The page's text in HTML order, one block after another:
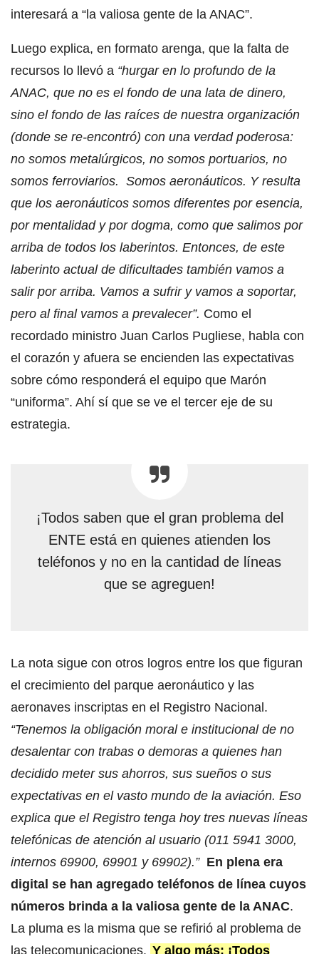
interesará a “la valiosa gente de la ANAC”.
Luego explica, en formato arenga, que la falta de
recursos lo llevó a “hurgar en lo profundo de la
ANAC, que no es el fondo de una lata de dinero,
sino el fondo de las raíces de nuestra organización
(donde se re-encontró) con una verdad poderosa:
no somos metalúrgicos, no somos portuarios, no
somos ferroviarios. Somos aeronáuticos. Y resulta
que los aeronáuticos somos diferentes por esencia,
por mentalidad y por dogma, como que salimos por
arriba de todos los laberintos. Entonces, de este
laberinto actual de dificultades también vamos a
salir por arriba. Vamos a sufrir y vamos a soportar,
pero al final vamos a prevalecer”. Como el
recordado ministro Juan Carlos Pugliese, habla con
el corazón y afuera se encienden las expectativas
sobre cómo responderá el equipo que Marón
“uniforma”. Ahí sí que se ve el tercer eje de su
estrategia.
¡Todos saben que el gran problema del
ENTE está en quienes atienden los
teléfonos y no en la cantidad de líneas
que se agreguen!
La nota sigue con otros logros entre los que figuran
el crecimiento del parque aeronáutico y las
aeronaves inscriptas en el Registro Nacional.
“Tenemos la obligación moral e institucional de no
desalentar con trabas o demoras a quienes han
decidido meter sus ahorros, sus sueños o sus
expectativas en el vasto mundo de la aviación. Eso
explica que el Registro tenga hoy tres nuevas líneas
telefónicas de atención al usuario (011 5941 3000,
internos 69900, 69901 y 69902).” En plena era
digital se han agregado teléfonos de línea cuyos
números brinda a la valiosa gente de la ANAC.
La pluma es la misma que se refirió al problema de
las telecomunicaciones. Y algo más: ¡Todos